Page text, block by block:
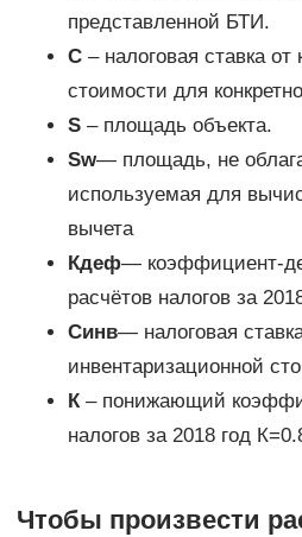
представленной БТИ.
С – налоговая ставка от
стоимости для
S – площадь объекта.
Sw— площадь, не
используемая для
вычета
Кдеф— коэффициент-
расчётов налогов за
Синв— налоговая
инвентаризационной
К – понижающий
налогов за 2018 год
Чтобы произвести